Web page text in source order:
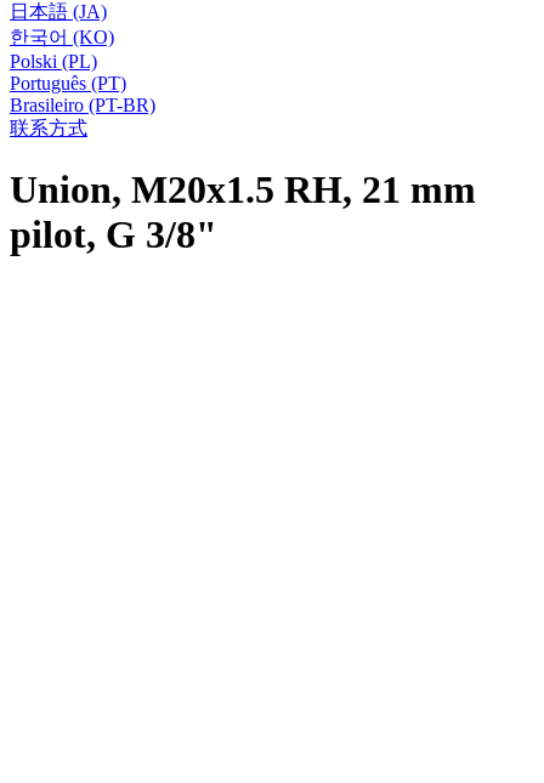
日本語 (JA)
한국어 (KO)
Polski (PL)
Português (PT)
Brasileiro (PT-BR)
联系方式
Union, M20x1.5 RH, 21 mm
pilot, G 3/8"